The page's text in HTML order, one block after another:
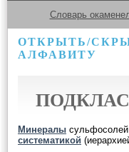
Словарь
ОТКРЫТЬ/
АЛФАВИТУ
Минералы
систематикой